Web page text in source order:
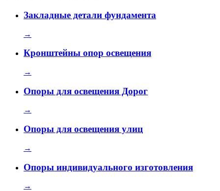
Закладные детали фундамента
→
Кронштейны опор освещения
→
Опоры для освещения Дорог
→
Опоры для освещения улиц
→
Опоры индивидуального изготовления
→